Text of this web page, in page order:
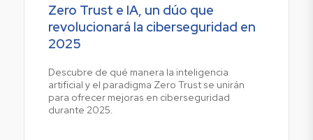
Zero Trust e IA, un dúo que
revolucionará la ciberseguridad en
2025
Descubre de qué manera la inteligencia
artificial y el paradigma Zero Trust se unirán
para ofrecer mejoras en ciberseguridad
durante 2025.